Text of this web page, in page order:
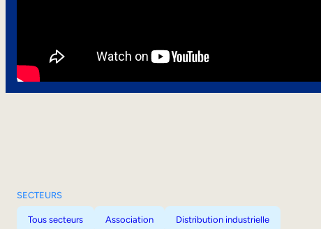
SECTEURS
Tous secteurs Association Distribution industrielle